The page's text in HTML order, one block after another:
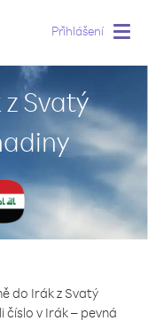
Přihlášení
Svatý
do Irák z Svatý
číslo v Irák – pevná